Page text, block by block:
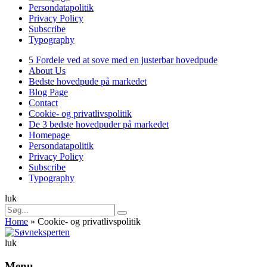
Persondatapolitik
Privacy Policy
Subscribe
Typography
5 Fordele ved at sove med en justerbar hovedpude
About Us
Bedste hovedpude på markedet
Blog Page
Contact
Cookie- og privatlivspolitik
De 3 bedste hovedpuder på markedet
Homepage
Persondatapolitik
Privacy Policy
Subscribe
Typography
luk
Søg
efter:
Søg
Home » Cookie- og privatlivspolitik
luk